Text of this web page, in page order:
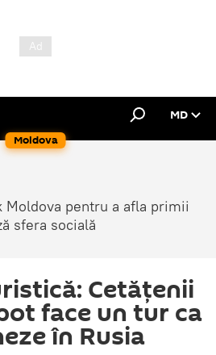
Moldova
MD
pentru a afla primii
sfera socială
Cetățenii
face un tur ca
în Rusia